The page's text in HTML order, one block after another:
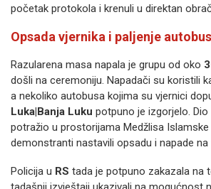
početak protokola i krenuli u direktan
Opsada vjernika i paljenje
Razularena masa napala je grupu od oko
došli na ceremoniju. Napadači su koristili
a nekoliko autobusa kojima su vjernici
Luka|Banja Luku potpuno je izgorjelo.
potražio u prostorijama Medžlisa Islamske
demonstranti nastavili opsadu i napade na
Policija u RS tada je potpuno zakazala na